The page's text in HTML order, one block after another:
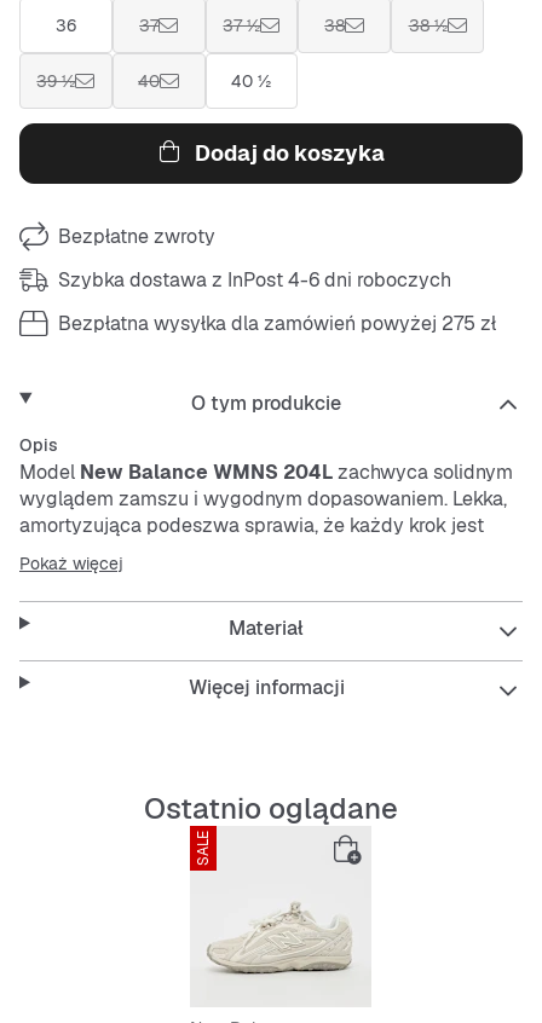
36 37 37 ½ 38 38 ½
39 ½ 40 40 ½
Dodaj do koszyka
Bezpłatne zwroty
Szybka dostawa z InPost 4-6 dni roboczych
Bezpłatna wysyłka dla zamówień powyżej 275 zł
O tym produkcie
Opis
Model New Balance WMNS 204Lzachwyca solidnym
wyglądem zamszu i wygodnym dopasowaniem. Lekka,
amortyzująca podeszwa sprawia, że każdy krok jest
przyjemny. Antypoślizgowa podeszwa zewnętrzna
gwarantuje pewny chwyt, a stonowany beż łatwo
dopasujesz do różnych stylizacji.
Features:
Wygląd zamszu dla stylowego efektu
Wygodne wyściełanie od środka
Amortyzująca i antypoślizgowa podeszwa
Lekki i wytrzymały materiał
Praktyczne wiązanie na sznurówki
Pokaż więcej
Materiał
Więcej informacji
Ostatnio oglądane
SALE